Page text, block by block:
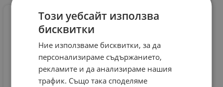
Този уебсайт използва
бисквитки
Ние използваме бисквитки, за да
персонализираме съдържанието,
рекламите и да анализираме нашия
трафик. Също така споделяме